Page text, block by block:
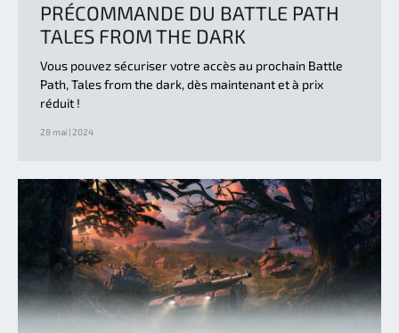
PRÉCOMMANDE DU BATTLE PATH
TALES FROM THE DARK
Vous pouvez sécuriser votre accès au prochain Battle
Path, Tales from the dark, dès maintenant et à prix
réduit !
28 mai | 2024